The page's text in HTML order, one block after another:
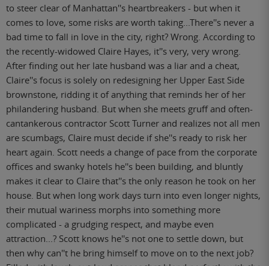
to steer clear of Manhattan''s heartbreakers - but when it
comes to love, some risks are worth taking...There''s never a
bad time to fall in love in the city, right? Wrong. According to
the recently-widowed Claire Hayes, it''s very, very wrong.
After finding out her late husband was a liar and a cheat,
Claire''s focus is solely on redesigning her Upper East Side
brownstone, ridding it of anything that reminds her of her
philandering husband. But when she meets gruff and often-
cantankerous contractor Scott Turner and realizes not all men
are scumbags, Claire must decide if she''s ready to risk her
heart again. Scott needs a change of pace from the corporate
offices and swanky hotels he''s been building, and bluntly
makes it clear to Claire that''s the only reason he took on her
house. But when long work days turn into even longer nights,
their mutual wariness morphs into something more
complicated - a grudging respect, and maybe even
attraction...? Scott knows he''s not one to settle down, but
then why can''t he bring himself to move on to the next job?